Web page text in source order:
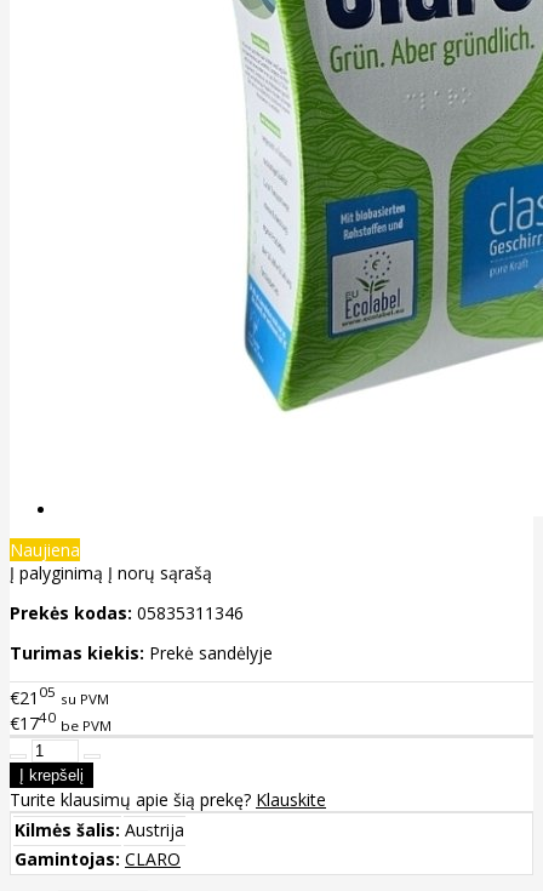
Naujiena
Į palyginimą Į norų sąrašą
Prekės kodas: 05835311346
Turimas kiekis: Prekė sandėlyje
€21 05 su PVM
€1740 be PVM
Turite klausimų apie šią prekę? Klauskite
Kilmės šalis: Austrija
Gamintojas: CLARO